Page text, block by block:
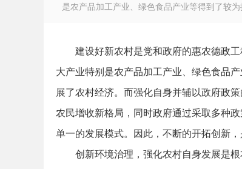
是农产品加工产业、绿色食品产业等得到了较
建设好新农村是党和政府的惠农德政
大产业特别是农产品加工产业、绿色食品
展了农村经济。而强化自身并辅以政府政
农民增收新格局，同时政府通过采取多种
单一的发展模式。因此，不断的开拓创新
创新环境治理，强化农村自身发展是